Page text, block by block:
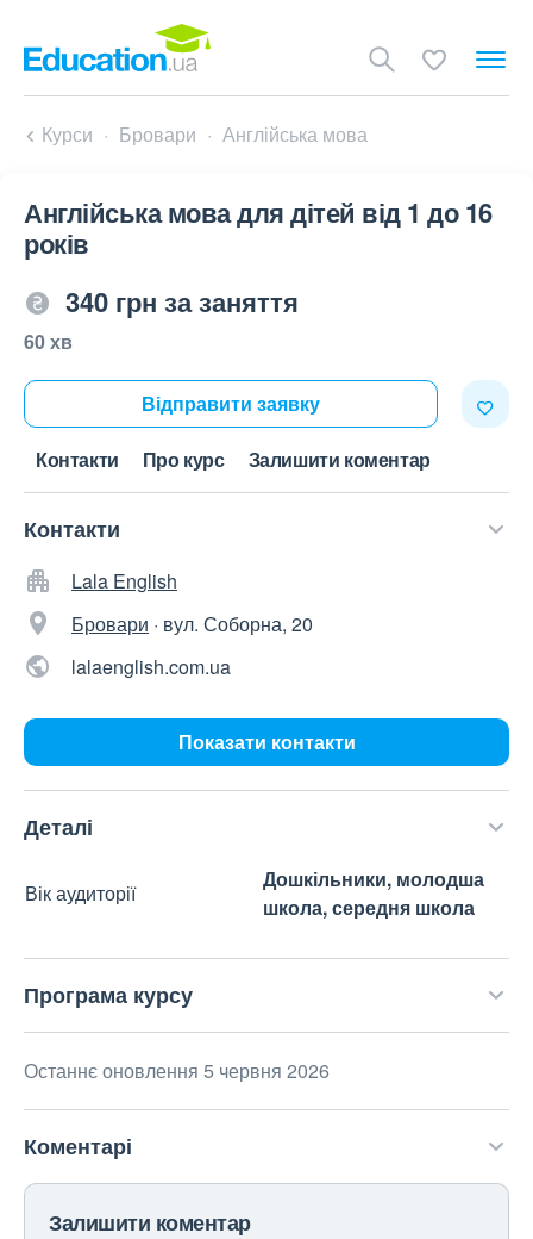
Курси Бровари Англійська мова
Англійська мова для дітей від 1 до 16
років
340 грн за заняття
60 хв
Відправити заявку
Контакти Про курс Залишити коментар
Контакти
Lala English
Бровари · вул. Соборна, 20
lalaenglish.com.ua
Показати контакти
Деталі
Вік аудиторії
Дошкільники, молодша
школа, середня школа
Програма курсу
Останнє оновлення 5 червня 2026
Коментарі
Залишити коментар